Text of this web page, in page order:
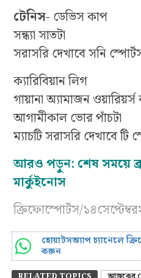
টেনিস- ডেভিস কাপ
সন্ধ্যা সাতটা
সরাসরি দেখাবে সনি
ক্যারিবিয়ান লিগ
গায়ানা অ্যামাজন
আগামীকাল ভোর পাঁচটা
ম্যাচটি সরাসরি দেখাবে টি
আরও পড়ুন: শেষ সময়ে
মার্কুইনোস
ক্রিফোস্পোর্টস/
হোয়াটসঅ্যাপ চ্যানেলে
করুন